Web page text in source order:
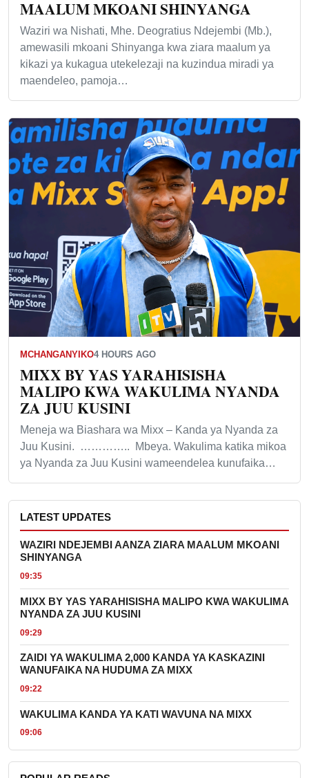
MAALUM MKOANI SHINYANGA
Waziri wa Nishati, Mhe. Deogratius Ndejembi (Mb.),
amewasili mkoani Shinyanga kwa ziara maalum ya
kikazi ya kukagua utekelezaji na kuzindua miradi ya
maendeleo, pamoja…
MCHANGANYIKO4 HOURS AGO
MIXX BY YAS YARAHISISHA
MALIPO KWA WAKULIMA NYANDA
ZA JUU KUSINI
Meneja wa Biashara wa Mixx – Kanda ya Nyanda za
Juu Kusini. ………….. Mbeya. Wakulima katika mikoa
ya Nyanda za Juu Kusini wameendelea kunufaika…
LATEST UPDATES
WAZIRI NDEJEMBI AANZA ZIARA MAALUM MKOANI
SHINYANGA
09:35
MIXX BY YAS YARAHISISHA MALIPO KWA WAKULIMA
NYANDA ZA JUU KUSINI
09:29
ZAIDI YA WAKULIMA 2,000 KANDA YA KASKAZINI
WANUFAIKA NA HUDUMA ZA MIXX
09:22
WAKULIMA KANDA YA KATI WAVUNA NA MIXX
09:06